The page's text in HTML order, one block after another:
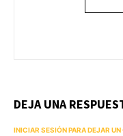
DEJA UNA
INICIAR SESIÓN PARA DEJAR